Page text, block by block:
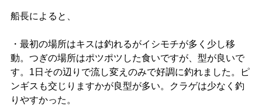
船長によると、
・最初の場所はキスは釣れるがイシモチが多く少し移
動。つぎの場所はポツポツした食いですが、型が良いで
す。1日その辺りで流し変えのみで好調に釣れました。ピ
ンギスも交じりますかが良型が多い。クラゲは少なく釣
りやすかった。